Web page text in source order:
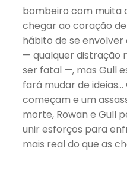
bombeiro com muita
chegar ao coração
hábito de se
— qualquer distração
ser fatal —, mas Gull
fará mudar de ideias…
começam e um
morte, Rowan e Gull
unir esforços para
mais real do que as